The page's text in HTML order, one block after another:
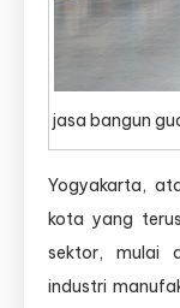
jasa bangun
Yogyakarta,
kota yang
sektor, mulai
industri